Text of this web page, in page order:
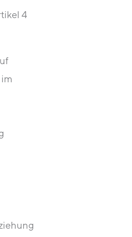
4